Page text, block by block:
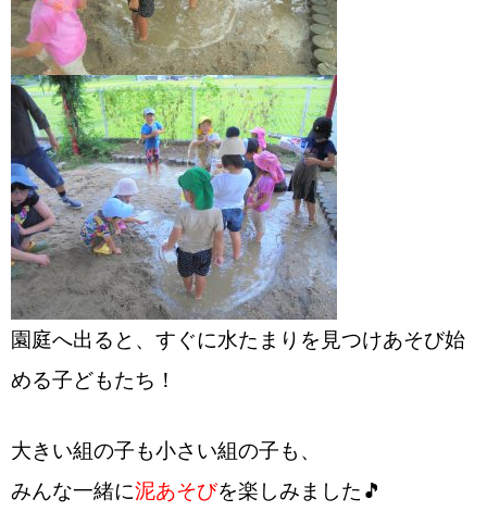
園庭へ出ると、すぐに水たまりを見つけあそび始
める子どもたち！
大きい組の子も小さい組の子も、
みんな一緒に泥あそびを楽しみ ました🎵